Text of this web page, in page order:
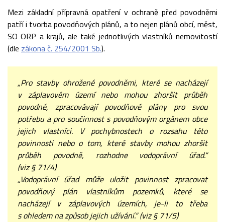
Mezi základní přípravná opatření v ochraně před povodněmi
patří i tvorba povodňových plánů, a to nejen plánů obcí, měst,
SO ORP a krajů, ale také jednotlivých vlastníků nemovitostí
(dle zákona č. 254/2001 Sb.).
„Pro stavby ohrožené povodněmi, které se nacházejí
v záplavovém území nebo mohou zhoršit průběh
povodně, zpracovávají povodňové plány pro svou
potřebu a pro součinnost s povodňovým orgánem obce
jejich vlastníci. V pochybnostech o rozsahu této
povinnosti nebo o tom, které stavby mohou zhoršit
průběh povodně, rozhodne vodoprávní úřad.“
(viz § 71/4)
„Vodoprávní úřad může uložit povinnost zpracovat
povodňový plán vlastníkům pozemků, které se
nacházejí v záplavových územích, je-li to třeba
s ohledem na způsob jejich užívání.“ (viz § 71/5)